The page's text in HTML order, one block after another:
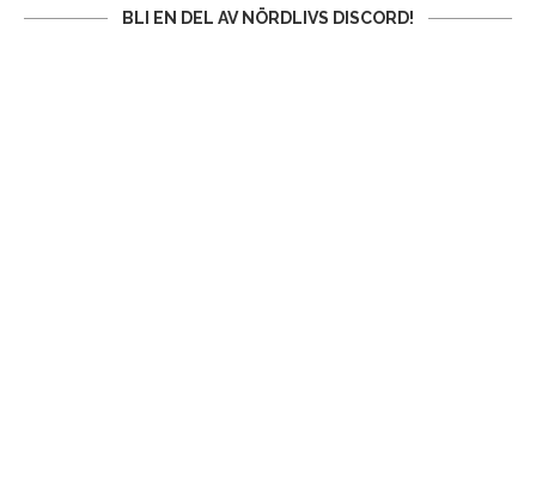
BLI EN DEL AV NÖRDLIVS DISCORD!